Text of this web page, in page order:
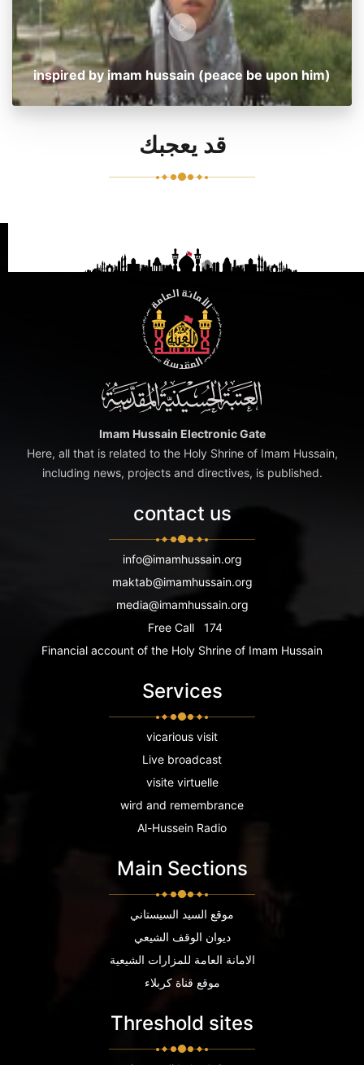
inspired by imam hussain (peace be upon him)
قد يعجبك
Imam Hussain Electronic Gate
Here, all that is related to the Holy Shrine of Imam Hussain,
including news, projects and directives, is published.
contact us
info@imamhussain.org
maktab@imamhussain.org
media@imamhussain.org
Free Call
174
Financial account of the Holy Shrine of Imam Hussain
Services
vicarious visit
Live broadcast
visite virtuelle
wird and remembrance
Al-Hussein Radio
Main Sections
موقع السيد السيستاني
ديوان الوقف الشيعي
الامانة العامة للمزارات الشيعية
موقع قناة كربلاء
Threshold sites